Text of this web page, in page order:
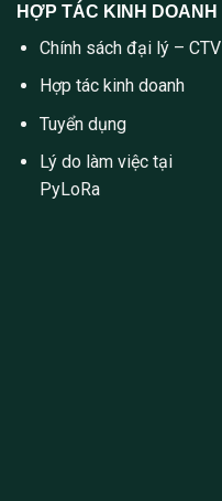
HỢP TÁC KINH DOANH
Chính sách đại lý – CTV
Hợp tác kinh doanh
Tuyển dụng
Lý do làm việc tại
PyLoRa